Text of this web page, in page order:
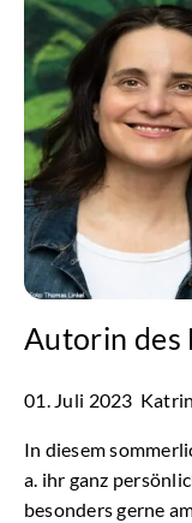
Autorin des
01. Juli 2023
In diesem
a. ihr ganz
besonders gerne